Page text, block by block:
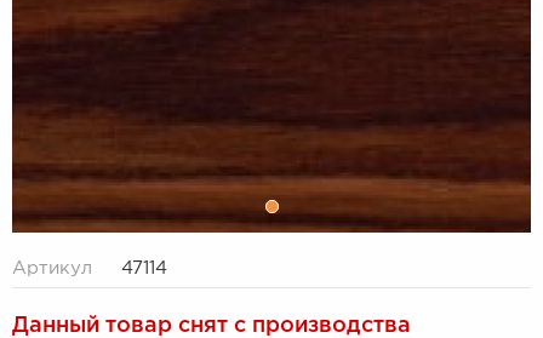
Артикул 47114
Данный товар снят с производства